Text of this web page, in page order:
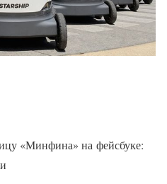
«Минфина» на фейсбуке: